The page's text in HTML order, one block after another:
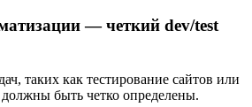
— четкий dev/test
таких как тестирование сайтов или
быть четко определены.